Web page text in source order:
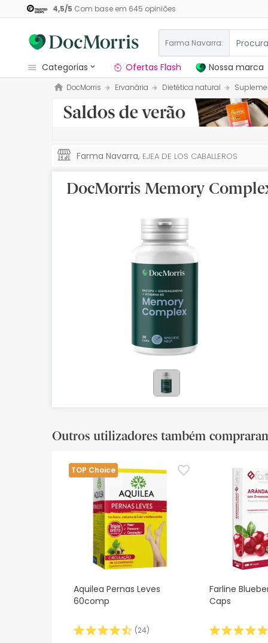
4,5/5 Com base em 645 opiniões
Farma Navarra:
categorias
Dermocosmetica
Nossa marca
Medicamentos
Cosmética
Marcas
Ofertas Flash Nossa marca
DocMorris Ervanária Dietética natural
Farma Navarra, EJEA DE LOS CABALLEROS
DocMorris Memory
Outros utilizadores também
TOP Choice
Aquilea Pernas Leves
60comp
(24)
Farline
Caps